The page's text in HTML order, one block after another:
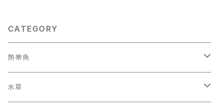
CATEGORY
熱帯魚
スネークヘッド その他
水草